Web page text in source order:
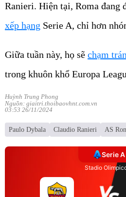
Ranieri. Hiện tại, Roma đang
xếp hạng Serie A, chỉ hơn
Giữa tuần này, họ sẽ chạm
trong khuôn khổ Europa
Huỳnh Trung Phong
Nguồn: giaitri.thoibaovhnt.com.vn
03:53 26/11/2024
Paulo Dybala Claudio Ranieri AS
Serie A
Stadio